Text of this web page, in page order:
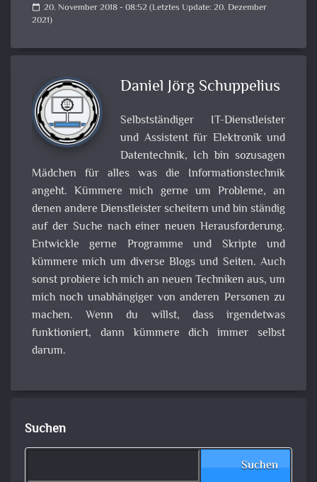
calendar_today 20. November 2018 - 08:52 (Letztes Update: 20. Dezember
2021)
Daniel Jörg Schuppelius
Selbstständiger IT-Dienstleister
und Assistent für Elektronik und
Datentechnik, Ich bin sozusagen
Mädchen für alles was die Informationstechnik
angeht. Kümmere mich gerne um Probleme, an
denen andere Dienstleister scheitern und bin ständig
auf der Suche nach einer neuen Herausforderung.
Entwickle gerne Programme und Skripte und
kümmere mich um diverse Blogs und Seiten. Auch
sonst probiere ich mich an neuen Techniken aus, um
mich noch unabhängiger von anderen Personen zu
machen. Wenn du willst, dass irgendetwas
funktioniert, dann kümmere dich immer selbst
darum.
Suchen
Suchen